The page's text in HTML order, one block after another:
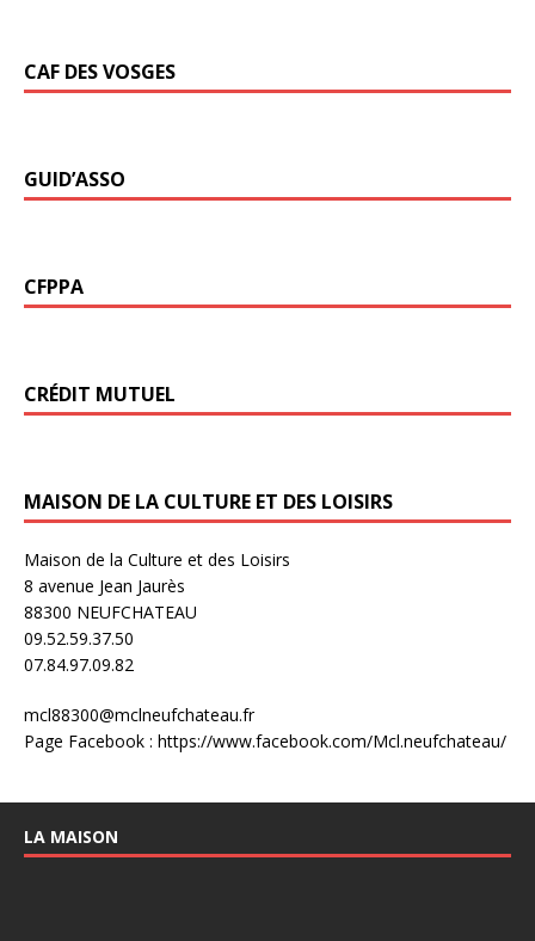
CAF DES VOSGES
GUID’ASSO
CFPPA
CRÉDIT MUTUEL
MAISON DE LA CULTURE ET DES LOISIRS
Maison de la Culture et des Loisirs
8 avenue Jean Jaurès
88300 NEUFCHATEAU
09.52.59.37.50
07.84.97.09.82
mcl88300@mclneufchateau.fr
Page Facebook : https://www.facebook.com/Mcl.neufchateau/
LA MAISON